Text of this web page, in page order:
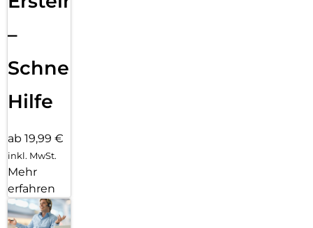
–
Schnelle
Hilfe
ab 19,99 €
inkl. MwSt.
Mehr
erfahren